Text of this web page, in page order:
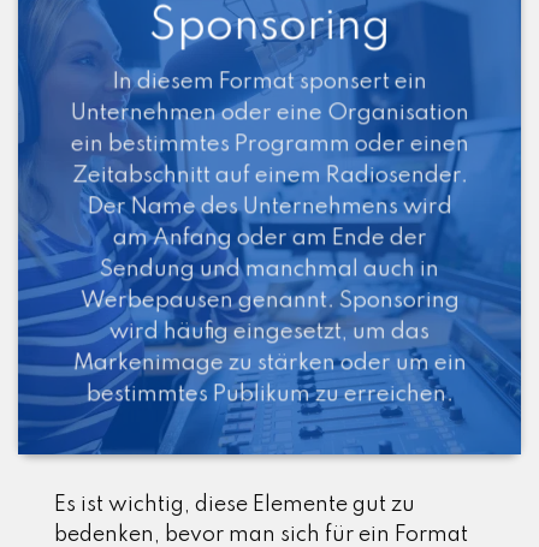
Sponsoring
In diesem Format sponsert ein
Unternehmen oder eine Organisation
ein bestimmtes Programm oder einen
Zeitabschnitt auf einem Radiosender.
Der Name des Unternehmens wird
am Anfang oder am Ende der
Sendung und manchmal auch in
Werbepausen genannt. Sponsoring
wird häufig eingesetzt, um das
Markenimage zu stärken oder um ein
bestimmtes Publikum zu erreichen.
Es ist wichtig, diese Elemente gut zu
bedenken, bevor man sich für ein Format